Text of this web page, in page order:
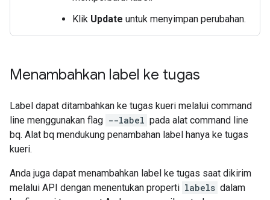
Klik Update untuk menyimpan perubahan.
Menambahkan label ke tugas
Label dapat ditambahkan ke tugas kueri melalui command
line menggunakan flag --label pada alat command line
bq. Alat bq mendukung penambahan label hanya ke tugas
kueri.
Anda juga dapat menambahkan label ke tugas saat dikirim
melalui API dengan menentukan properti labels dalam